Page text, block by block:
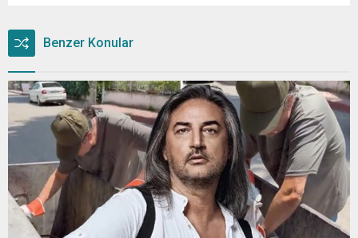
Benzer Konular